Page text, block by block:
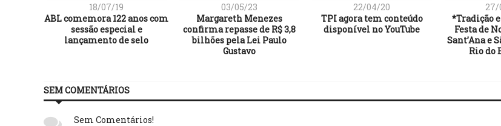
18/07/19
ABL comemora 122 anos com
sessão especial e
lançamento de selo
03/05/23
Margareth Menezes
confirma repasse de R$ 3,8
bilhões pela Lei Paulo
Gustavo
22/04/20
TPI agora tem conteúdo
disponível no YouTube
*Tradição
Festa de
Sant’Ana e
Rio do
SEM COMENTÁRIOS
Sem Comentários!